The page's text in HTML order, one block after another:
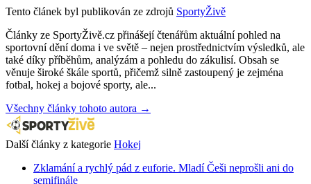
Tento článek byl publikován ze zdrojů SportyŽivě
Články ze SportyŽivě.cz přinášejí čtenářům aktuální pohled na
sportovní dění doma i ve světě – nejen prostřednictvím výsledků, ale
také díky příběhům, analýzám a pohledu do zákulisí. Obsah se
věnuje široké škále sportů, přičemž silně zastoupený je zejména
fotbal, hokej a bojové sporty, ale...
Všechny články tohoto autora →
Další články z kategorie Hokej
Zklamání a rychlý pád z euforie. Mladí Češi neprošli ani do
semifinále